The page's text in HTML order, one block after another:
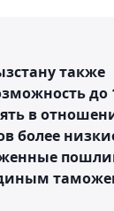
также
до
в
более